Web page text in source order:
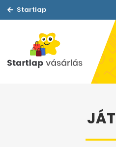
Startlap